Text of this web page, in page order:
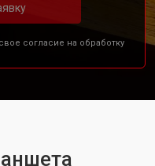
согласие на обработку